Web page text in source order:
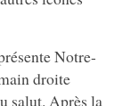
Notre-
droite
salut. Après la